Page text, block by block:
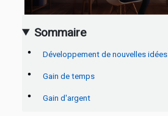
Sommaire
Développement de nouvelles idées
Gain de temps
Gain d'argent